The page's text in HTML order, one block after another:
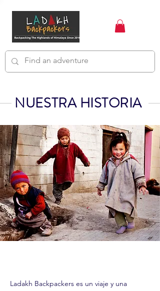
NUESTRA HISTORIA
Ladakh Backpackers es un viaje y una